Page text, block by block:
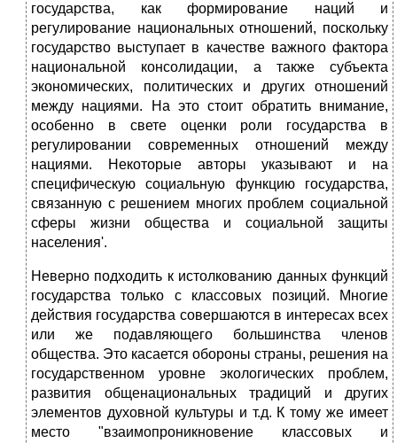
государства, как формирование наций и
регулирование национальных отношений, поскольку
государство выступает в качестве важного фактора
национальной консолидации, а также субъекта
экономических, политических и других отношений
между нациями. На это стоит обратить внимание,
особенно в свете оценки роли государства в
регулировании современных отношений между
нациями. Некоторые авторы указывают и на
специфическую социальную функцию государства,
связанную с решением многих проблем социальной
сферы жизни общества и социальной защиты
населения'.
Неверно подходить к истолкованию данных функций
государства только с классовых позиций. Многие
действия государства совершаются в интересах всех
или же подавляющего большинства членов
общества. Это касается обороны страны, решения на
государственном уровне экологических проблем,
развития общенациональных традиций и других
элементов духовной культуры и т.д. К тому же имеет
место "взаимопроникновение классовых и